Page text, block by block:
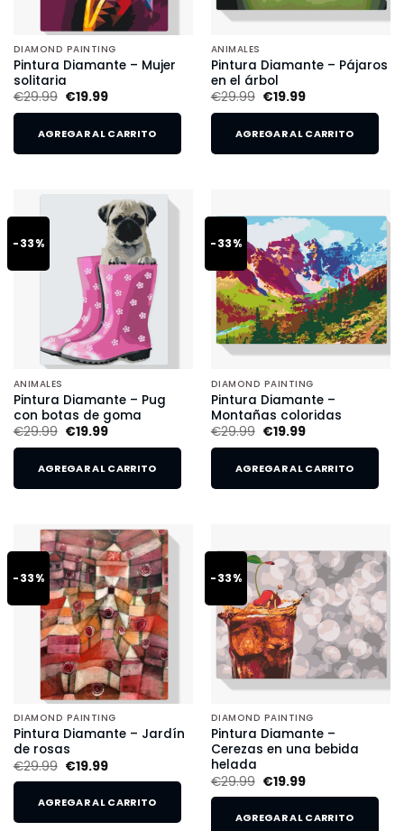
DIAMOND PAINTING
Pintura Diamante – Mujer
solitaria
€29.99 €19.99
AGREGAR AL CARRITO
ANIMALES
Pintura Diamante – Pájaros
en el árbol
€29.99 €19.99
AGREGAR AL CARRITO
-33%
ANIMALES
Pintura Diamante – Pug
con botas de goma
€29.99 €19.99
AGREGAR AL CARRITO
-33%
DIAMOND PAINTING
Pintura Diamante –
Montañas coloridas
€29.99 €19.99
AGREGAR AL CARRITO
-33%
DIAMOND PAINTING
Pintura Diamante – Jardín
de rosas
€29.99 €19.99
AGREGAR AL CARRITO
-33%
DIAMOND PAINTING
Pintura Diamante –
Cerezas en una bebida
helada
€29.99 €19.99
AGREGAR AL CARRITO